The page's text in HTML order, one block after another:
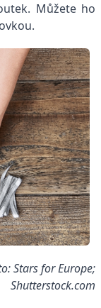
Můžete ho
Stars for Europe;
Shutterstock.com